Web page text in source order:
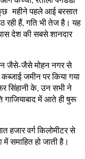
कुछ महीने पहले आई बरसात
हैं, गति भी तेज है। यह
देश की सबसे शानदार
जैसे-जैसे मोहन नगर से
जमीन पर किया गया
सिंहानी के, उन सभी ने
में आते ही षुरू
हजार वर्ग किलोमीटर से
समाहित हो जाती है।